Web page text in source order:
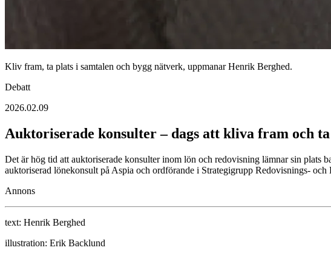
Kliv fram, ta plats i samtalen och bygg nätverk, uppmanar Henrik Berghed.
Debatt
2026.02.09
Auktoriserade konsulter – dags att kliva fram och
Det är hög tid att auktoriserade konsulter inom lön och redovisning lämnar sin plats
auktoriserad lönekonsult på Aspia och ordförande i Strategigrupp Redovisnings-
Annons
text: Henrik Berghed
illustration: Erik Backlund